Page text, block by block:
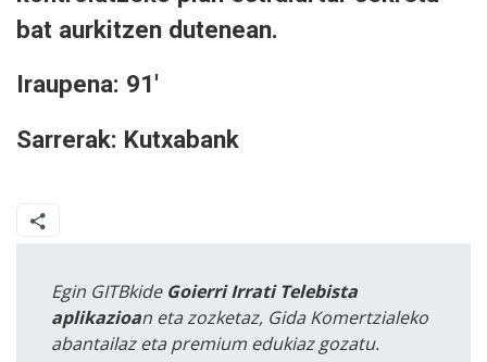
bat aurkitzen dutenean.
Iraupena: 91'
Sarrerak: Kutxabank
Egin GITBkide Goierri Irrati Telebista
aplikazioan eta zozketaz, Gida Komertzialeko
abantailaz eta premium edukiaz gozatu.